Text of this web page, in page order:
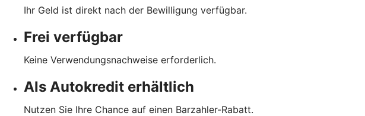
Ihr Geld ist direkt nach der Bewilligung verfügbar.
Frei verfügbar
Keine Verwendungsnachweise erforderlich.
Als Autokredit erhältlich
Nutzen Sie Ihre Chance auf einen Barzahler-Rabatt.